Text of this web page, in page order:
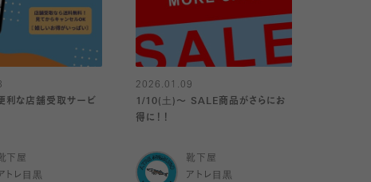
利な店舗受取サービ
下屋
トレ目黒
2026.01.09
1/10(土)〜 SALE商品がさらにお
得に！！
靴下屋
アトレ目黒